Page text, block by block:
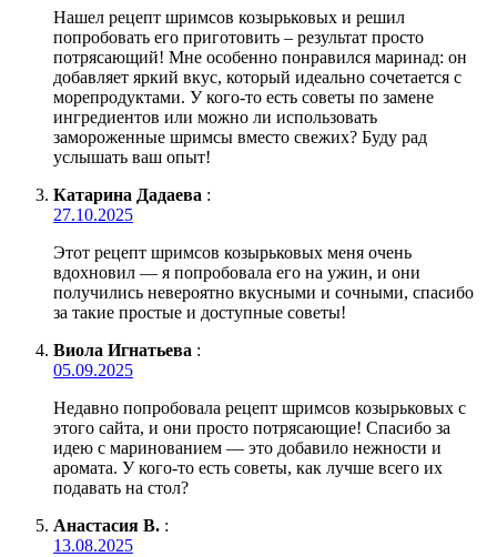
Нашел рецепт шримсов козырьковых и решил
попробовать его приготовить – результат просто
потрясающий! Мне особенно понравился маринад: он
добавляет яркий вкус, который идеально сочетается с
морепродуктами. У кого-то есть советы по замене
ингредиентов или можно ли использовать
замороженные шримсы вместо свежих? Буду рад
услышать ваш опыт!
Катарина Дадаева :
27.10.2025
Этот рецепт шримсов козырьковых меня очень
вдохновил — я попробовала его на ужин, и они
получились невероятно вкусными и сочными, спасибо
за такие простые и доступные советы!
Виола Игнатьева :
05.09.2025
Недавно попробовала рецепт шримсов козырьковых с
этого сайта, и они просто потрясающие! Спасибо за
идею с маринованием — это добавило нежности и
аромата. У кого-то есть советы, как лучше всего их
подавать на стол?
Анастасия В. :
13.08.2025